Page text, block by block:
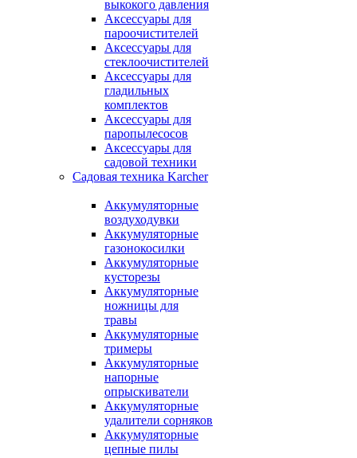
выкокого давления
Аксессуары для
пароочистителей
Аксессуары для
стеклоочистителей
Аксессуары для
гладильных
комплектов
Аксессуары для
паропылесосов
Аксессуары для
садовой техники
Садовая техника Karcher
Аккумуляторные
воздуходувки
Аккумуляторные
газонокосилки
Аккумуляторные
кусторезы
Аккумуляторные
ножницы для
травы
Аккумуляторные
тримеры
Аккумуляторные
напорные
опрыскиватели
Аккумуляторные
удалители сорняков
Аккумуляторные
цепные пилы